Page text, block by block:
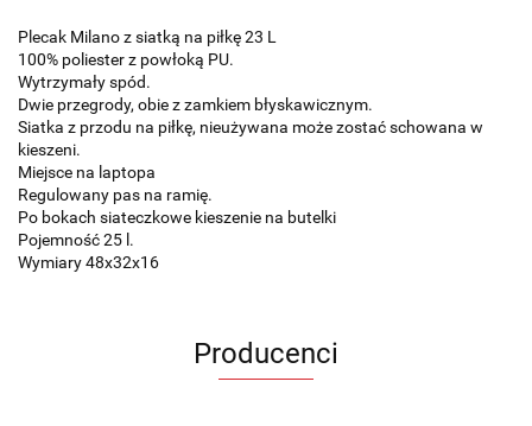
Plecak Milano z siatką na piłkę 23 L
100% poliester z powłoką PU.
Wytrzymały spód.
Dwie przegrody, obie z zamkiem błyskawicznym.
Siatka z przodu na piłkę, nieużywana może zostać schowana w
kieszeni.
Miejsce na laptopa
Regulowany pas na ramię.
Po bokach siateczkowe kieszenie na butelki
Pojemność 25 l.
Wymiary 48x32x16
Producenci